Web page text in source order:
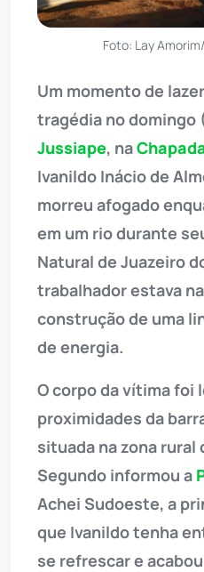
Foto: Lay
Um momento de
tragédia no domingo
Jussiape, na
Ivanildo Inácio de
morreu afogado
em um rio durante
Natural de Juazeiro
trabalhador estava
construção de uma
de energia.
O corpo da vítima foi
proximidades da
situada na zona rural
Segundo informou a
Achei Sudoeste, a
que Ivanildo tenha
se refrescar e